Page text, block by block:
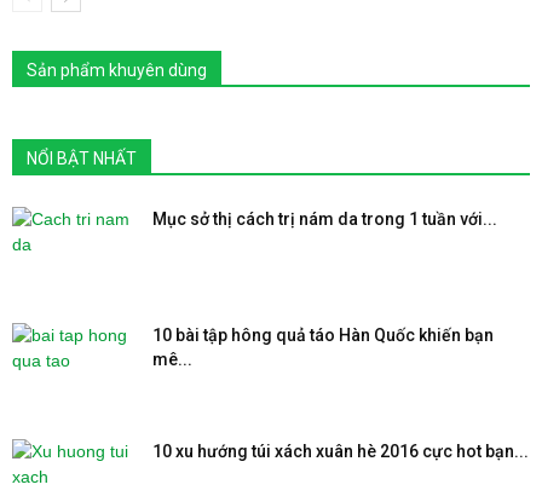
Sản phẩm khuyên dùng
NỔI BẬT NHẤT
Mục sở thị cách trị nám da trong 1 tuần với...
10 bài tập hông quả táo Hàn Quốc khiến bạn
mê...
10 xu hướng túi xách xuân hè 2016 cực hot bạn...